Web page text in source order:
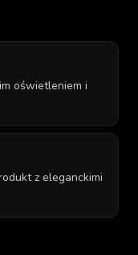
oświetleniem i
z eleganckimi